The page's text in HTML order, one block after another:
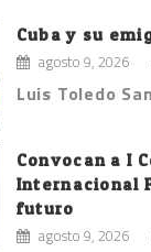
Cuba y su
agosto 9, 2026
Luis Toledo
Convocan a I
Internacional
futuro
agosto 9, 2026